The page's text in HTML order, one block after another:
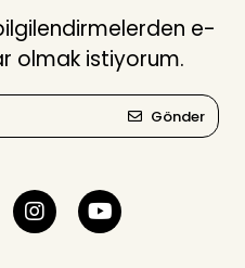
e-
olmak istiyorum.
Gönder